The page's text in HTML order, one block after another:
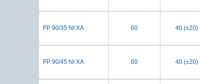
FP 90/35 NI XA 60 40 (±20)
FP 90/45 NI XA 60 40 (±20)